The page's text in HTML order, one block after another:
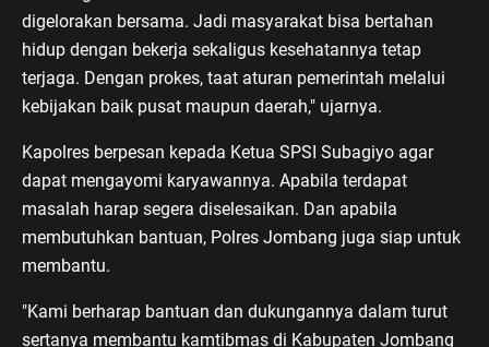
digelorakan bersama. Jadi masyarakat bisa bertahan
hidup dengan bekerja sekaligus kesehatannya tetap
terjaga. Dengan prokes, taat aturan pemerintah melalui
kebijakan baik pusat maupun daerah," ujarnya.
Kapolres berpesan kepada Ketua SPSI Subagiyo agar
dapat mengayomi karyawannya. Apabila terdapat
masalah harap segera diselesaikan. Dan apabila
membutuhkan bantuan, Polres Jombang juga siap untuk
membantu.
"Kami berharap bantuan dan dukungannya dalam turut
sertanya membantu kamtibmas di Kabupaten Jombang